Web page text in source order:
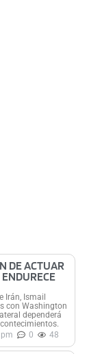
DE ACTUAR
ENDURECE
Irán, Ismail
con Washington
dependerá
0 48